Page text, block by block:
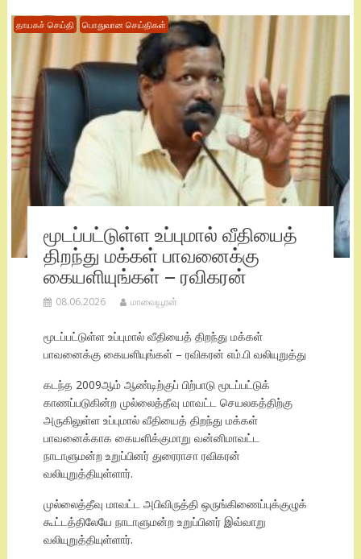
தாயகச் செய்தி பொதுவான செய்திகள்
மூடப்பட்டுள்ள உப்புமால் வீதியைத்
திறந்து மக்கள் பாவனைக்கு
கையளியுங்கள் – ரவிகரன்
08.06.2026 மாவையூரன்
மூடப்பட்டுள்ள உப்புமால் வீதியைத் திறந்து மக்கள்
பாவனைக்கு கையளியுங்கள் – ரவிகரன் எம்.பி வலியுறுத்து
கடந்த 2009ஆம் ஆண்டிற்குப் பிற்பாடு மூடப்பட்டுக்
காணப்படுகின்ற முல்லைத்தீவு மாவட்ட செயலகத்திற்கு
அருகிலுள்ள உப்புமால் வீதியைத் திறந்து மக்கள்
பாவனைக்காக கையளிக்குமாறு வன்னிமாவட்ட
நாடாளுமன்ற உறுப்பினர் துரைராசா ரவிகரன்
வலியுறுத்தியுள்ளார்.
முல்லைத்தீவு மாவட்ட அபிவிருத்தி ஒருங்கிணைப்புக்குழுக்
கூட்டத்திலேயே நாடாளுமன்ற உறுப்பினர் இவ்வாறு
வலியுறுத்தியுள்ளார்.